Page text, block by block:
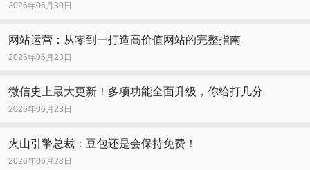
2026年06月30日
网站运营：从零到一打造高价值网站的完整指南
2026年06月23日
微信史上最大更新！多项功能全面升级，你给打几分
2026年06月23日
火山引擎总裁：豆包还是会保持免费！
2026年06月23日